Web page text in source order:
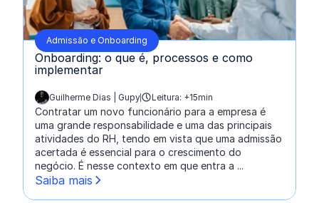
Admissão e Onboarding
Onboarding: o que é, processos e como
implementar
escrito por:
Guilherme Dias | Gupy Leitura: +15min
Contratar um novo funcionário para a empresa é
uma grande responsabilidade e uma das principais
atividades do RH, tendo em vista que uma admissão
acertada é essencial para o crescimento do
negócio. É nesse contexto em que entra a ...
Saiba mais